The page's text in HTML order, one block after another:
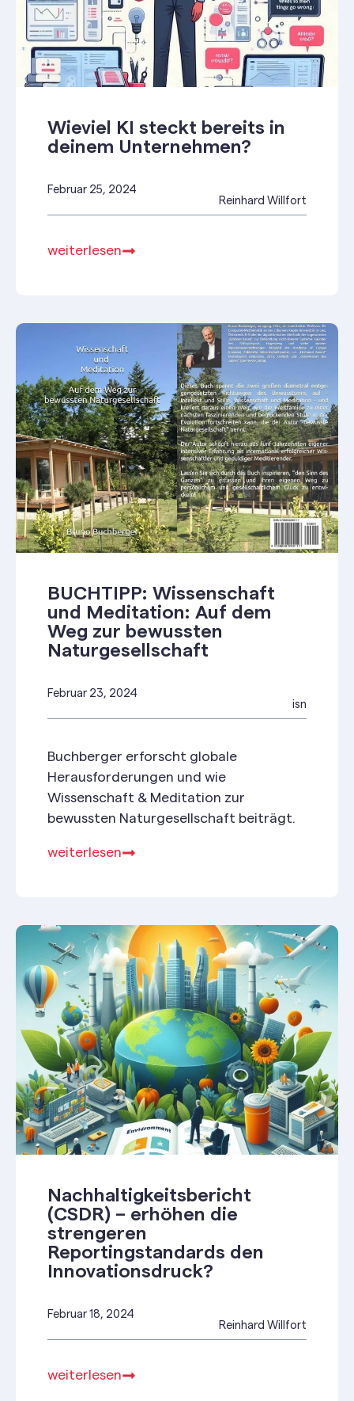
Wieviel KI steckt bereits in
deinem Unternehmen?
Februar 25, 2024
Reinhard Willfort
weiterlesen
BUCHTIPP: Wissenschaft
und Meditation: Auf dem
Weg zur bewussten
Naturgesellschaft
Februar 23, 2024
isn
Buchberger erforscht globale
Herausforderungen und wie
Wissenschaft & Meditation zur
bewussten Naturgesellschaft beiträgt.
weiterlesen
Nachhaltigkeitsbericht
(CSDR) – erhöhen die
strengeren
Reportingstandards den
Innovationsdruck?
Februar 18, 2024
Reinhard Willfort
weiterlesen